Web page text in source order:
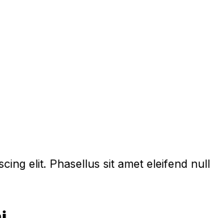
elit. Phasellus sit amet eleifend